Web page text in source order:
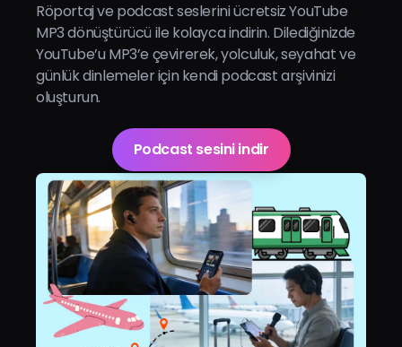
Röportaj ve podcast seslerini ücretsiz YouTube
MP3 dönüştürücü ile kolayca indirin. Dilediğinizde
YouTube’u MP3’e çevirerek, yolculuk, seyahat ve
günlük dinlemeler için kendi podcast arşivinizi
oluşturun.
Podcast sesini indir